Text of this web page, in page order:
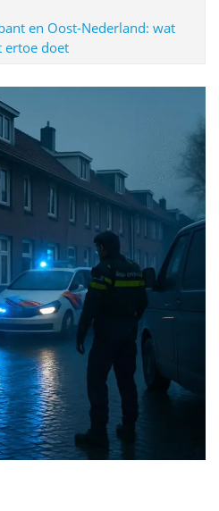
en Oost-Nederland: wat
ertoe doet